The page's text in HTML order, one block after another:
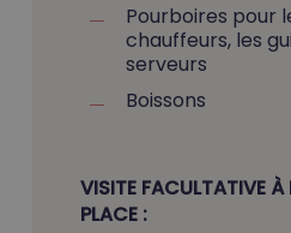
Pourboires pour
chauffeurs, les
serveurs
Boissons
VISITE FACULTATIVE À
PLACE :